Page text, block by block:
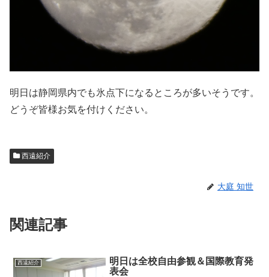
明日は静岡県内でも氷点下になるところが多いそうです。
どうぞ皆様お気を付けください。
西遠紹介
大庭 知世
関連記事
西遠紹介
明日は全校自由参観＆国際教育発
表会